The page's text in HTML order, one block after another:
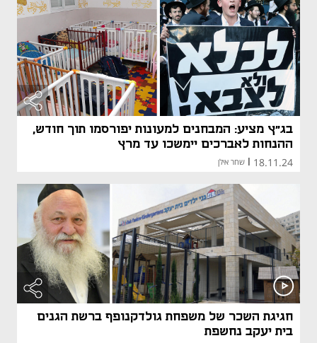
בג"ץ מציע: המבחנים למעונות יפורסמו תוך חודש,
ההנחות לאברכים יימשכו עד מרץ
18.11.24 שחר אילן
חגיגת השכר של משפחת גולדקנופף ברשת הגנים
בית יעקב נחשפת